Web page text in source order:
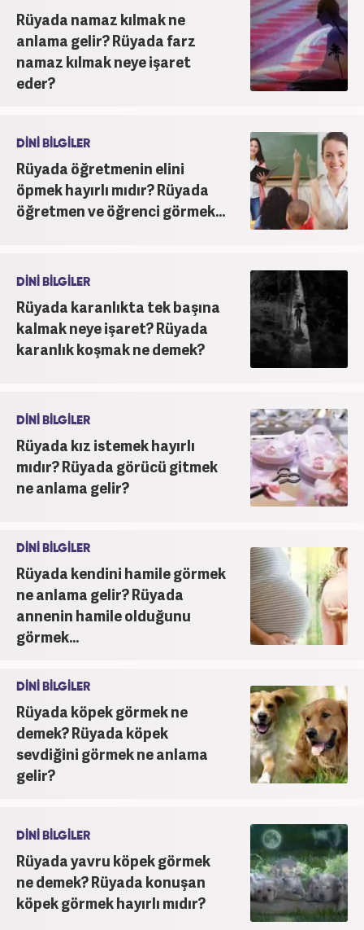
Rüyada namaz kılmak ne
anlama gelir? Rüyada farz
namaz kılmak neye işaret
eder?
DİNİ BİLGİLER
Rüyada öğretmenin elini
öpmek hayırlı mıdır? Rüyada
öğretmen ve öğrenci görmek...
DİNİ BİLGİLER
Rüyada karanlıkta tek başına
kalmak neye işaret? Rüyada
karanlık koşmak ne demek?
DİNİ BİLGİLER
Rüyada kız istemek hayırlı
mıdır? Rüyada görücü gitmek
ne anlama gelir?
DİNİ BİLGİLER
Rüyada kendini hamile görmek
ne anlama gelir? Rüyada
annenin hamile olduğunu
görmek...
DİNİ BİLGİLER
Rüyada köpek görmek ne
demek? Rüyada köpek
sevdiğini görmek ne anlama
gelir?
DİNİ BİLGİLER
Rüyada yavru köpek görmek
ne demek? Rüyada konuşan
köpek görmek hayırlı mıdır?